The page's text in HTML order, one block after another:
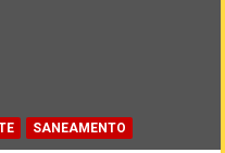
SANEAMENTO